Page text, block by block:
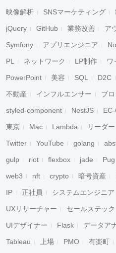
映像解析 SNSマーケティング
jQuery GitHub 業務改善 ア
Symfony アプリエンジニア
PL ネットワーク LP制作 ワ
PowerPoint 美容 SQL D2C
不動産 インフルエンサー ブ
styled-component NestJS
東京 Mac Lambda リーダー
Twitter YouTube golang
gulp riot flexbox jade Pug
web3 nft crypto 暗号資産
IP 正社員 システムエンジニア
UXリサーチャー セールステック
UIデザイナー Flask データア
Tableau 上場 PMO 有楽町